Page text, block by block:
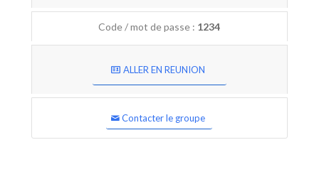
Code / mot de passe : 1234
ALLER EN REUNION
Contacter le groupe